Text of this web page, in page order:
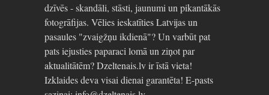
dzīvēs - skandāli, stāsti, jaunumi un pikantākās
fotogrāfijas. Vēlies ieskatīties Latvijas un
pasaules "zvaigžņu ikdienā"? Un varbūt pat
pats iejusties paparaci lomā un ziņot par
aktualitātēm? Dzeltenais.lv ir īstā vieta!
Izklaides deva visai dienai garantēta! E-pasts